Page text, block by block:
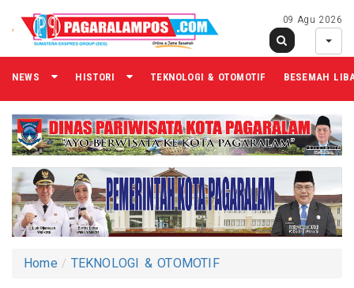
09 Agu 2026
NEWS HISTORI TEKNOLOGI & OTOMOTIF BESEMAH
Home TEKNOLOGI & OTOMOTIF